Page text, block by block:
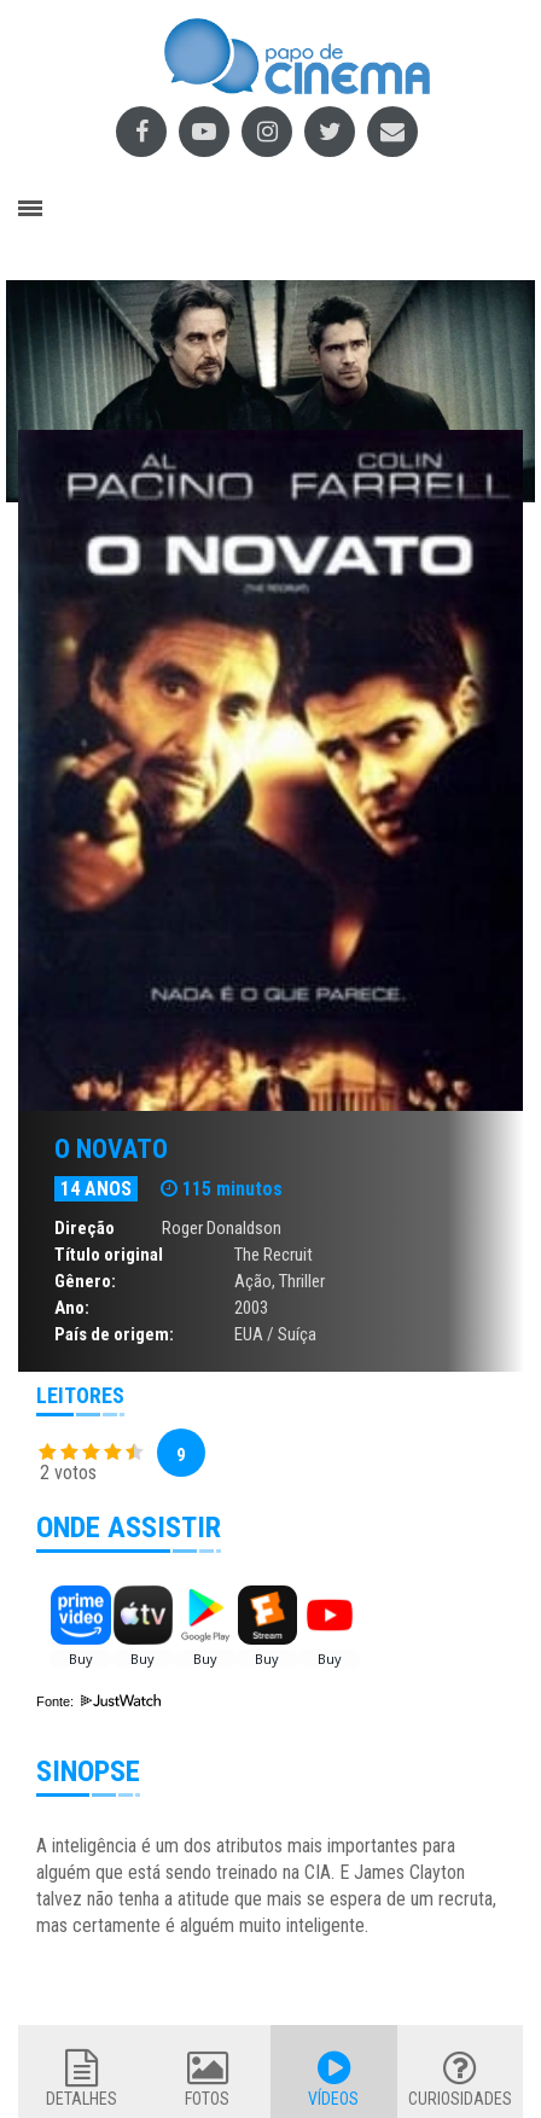
O NOVATO
14 ANOS 115 minutos
Direção
Roger Donaldson
Título original
The Recruit
Gênero:
Ação, Thriller
Ano:
2003
País de origem:
EUA / Suíça
LEITORES
2 votos
9
ONDE ASSISTIR
Fonte:
SINOPSE
A inteligência é um dos atributos mais importantes para
alguém que está sendo treinado na CIA. E James Clayton
talvez não tenha a atitude que mais se espera de um recruta,
mas certamente é alguém muito inteligente.
DETALHES FOTOS VÍDEOS CURIOSIDADES